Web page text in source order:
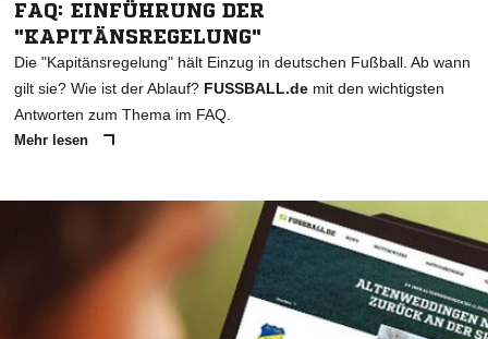
FAQ: EINFÜHRUNG DER
"KAPITÄNSREGELUNG"
Die "Kapitänsregelung" hält Einzug in deutschen Fußball. Ab wann
gilt sie? Wie ist der Ablauf? FUSSBALL.de mit den wichtigsten
Antworten zum Thema im FAQ.
Mehr lesen